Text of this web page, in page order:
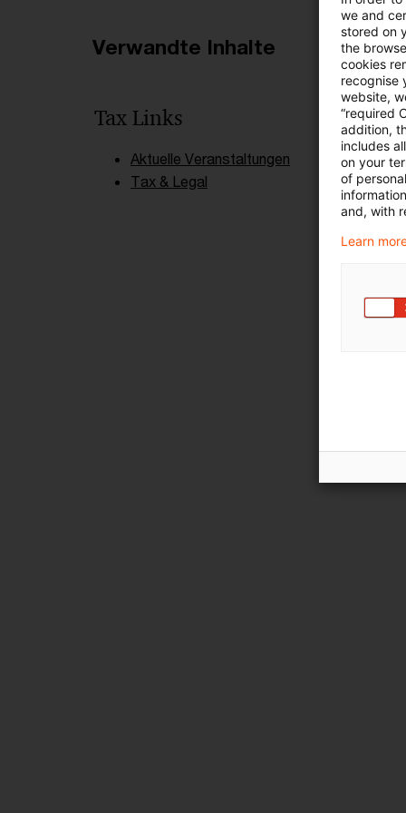
Verwandte Inhalte
Tax Links
Aktuelle Veranstaltungen
Tax & Legal
we and
stored on
the
cookies
recognise
website,
“required
addition,
includes
on your
of
and, with
Learn